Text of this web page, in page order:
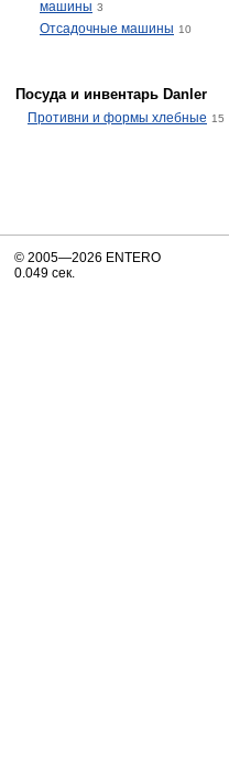
машины 3
Отсадочные машины 10
Посуда и инвентарь Danler
Противни и формы хлебные 15
© 2005—2026 ENTERO
0.049 сек.